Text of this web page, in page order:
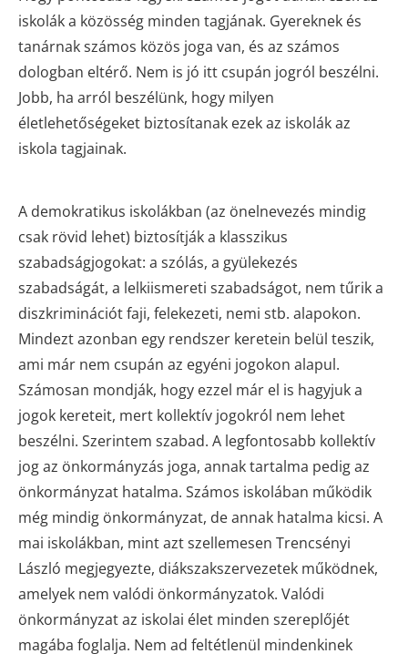
iskolák a közösség minden tagjának. Gyereknek és
tanárnak számos közös joga van, és az számos
dologban eltérő. Nem is jó itt csupán jogról beszélni.
Jobb, ha arról beszélünk, hogy milyen
életlehetőségeket biztosítanak ezek az iskolák az
iskola tagjainak.
A demokratikus iskolákban (az önelnevezés mindig
csak rövid lehet) biztosítják a klasszikus
szabadságjogokat: a szólás, a gyülekezés
szabadságát, a lelkiismereti szabadságot, nem tűrik a
diszkriminációt faji, felekezeti, nemi stb. alapokon.
Mindezt azonban egy rendszer keretein belül teszik,
ami már nem csupán az egyéni jogokon alapul.
Számosan mondják, hogy ezzel már el is hagyjuk a
jogok kereteit, mert kollektív jogokról nem lehet
beszélni. Szerintem szabad. A legfontosabb kollektív
jog az önkormányzás joga, annak tartalma pedig az
önkormányzat hatalma. Számos iskolában működik
még mindig önkormányzat, de annak hatalma kicsi. A
mai iskolákban, mint azt szellemesen Trencsényi
László megjegyezte, diákszakszervezetek működnek,
amelyek nem valódi önkormányzatok. Valódi
önkormányzat az iskolai élet minden szereplőjét
magába foglalja. Nem ad feltétlenül mindenkinek